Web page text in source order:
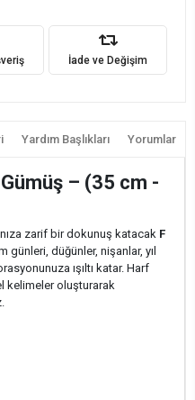
İade ve Değişim
Yardım Başlıkları Yorumlar
– (35 cm -
zarif bir dokunuş katacak F
günleri, düğünler, nişanlar, yıl
ışıltı katar. Harf
kelimeler oluşturarak